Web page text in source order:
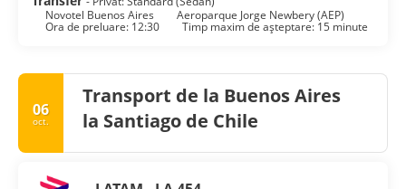
Novotel Buenos Aires
Aeroparque Jorge Newbery (AEP)
Ora de preluare: 12:30 Timp maxim de așteptare: 15 minute
06
oct.
Transport de la Buenos Aires
la Santiago de Chile